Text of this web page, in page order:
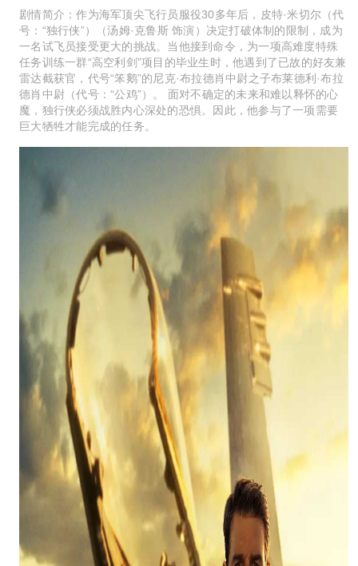
剧情简介：作为海军顶尖飞行员服役30多年后，皮特·米切尔（代
号：“独行侠”）（汤姆·克鲁斯 饰演）决定打破体制的限制，成为
一名试飞员接受更大的挑战。当他接到命令，为一项高难度特殊
任务训练一群“高空利剑”项目的毕业生时，他遇到了已故的好友兼
雷达截获官，代号“笨鹅”的尼克·布拉德肖中尉之子布莱德利·布拉
德肖中尉（代号：“公鸡”）。 面对不确定的未来和难以释怀的心
魔，独行侠必须战胜内心深处的恐惧。因此，他参与了一项需要
巨大牺牲才能完成的任务。